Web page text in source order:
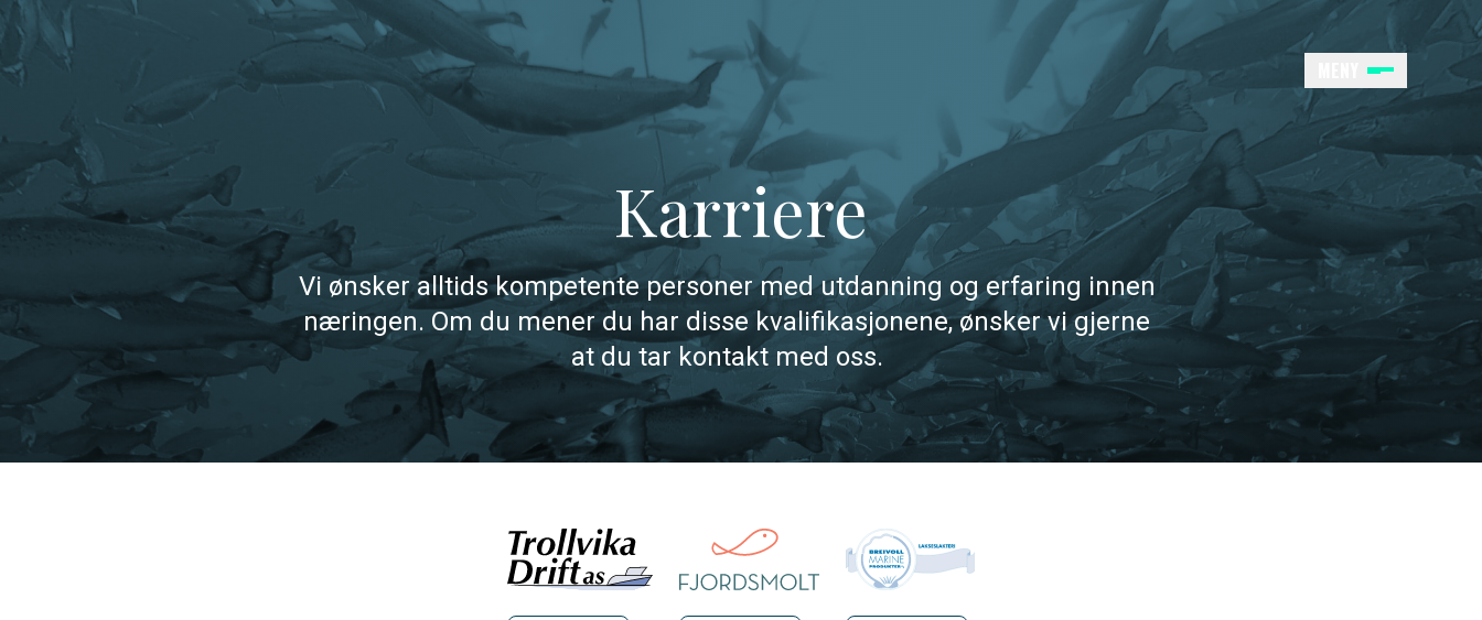
Hopp
til
innhold
hjem
Karriere
Vi ønsker alltids kompetente personer med utdanning og erfaring innen
næringen. Om du mener du har disse kvalifikasjonene, ønsker vi gjerne
at du tar kontakt med oss.